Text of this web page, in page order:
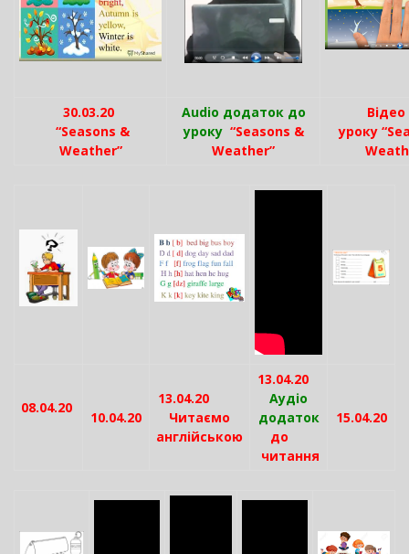
30.03.20
“Seasons &
Weather”
Audio додаток до
уроку “Seasons &
Weather”
уроку
08.04.20
10.04.20
13.04.20
Читаємо
англійською
13.04.20
Аудіо
додаток
до
читання
15.04.20